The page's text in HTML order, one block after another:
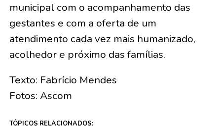
municipal com o acompanhamento das
gestantes e com a oferta de um
atendimento cada vez mais humanizado,
acolhedor e próximo das famílias.
Texto: Fabrício Mendes
Fotos: Ascom
TÓPICOS RELACIONADOS: